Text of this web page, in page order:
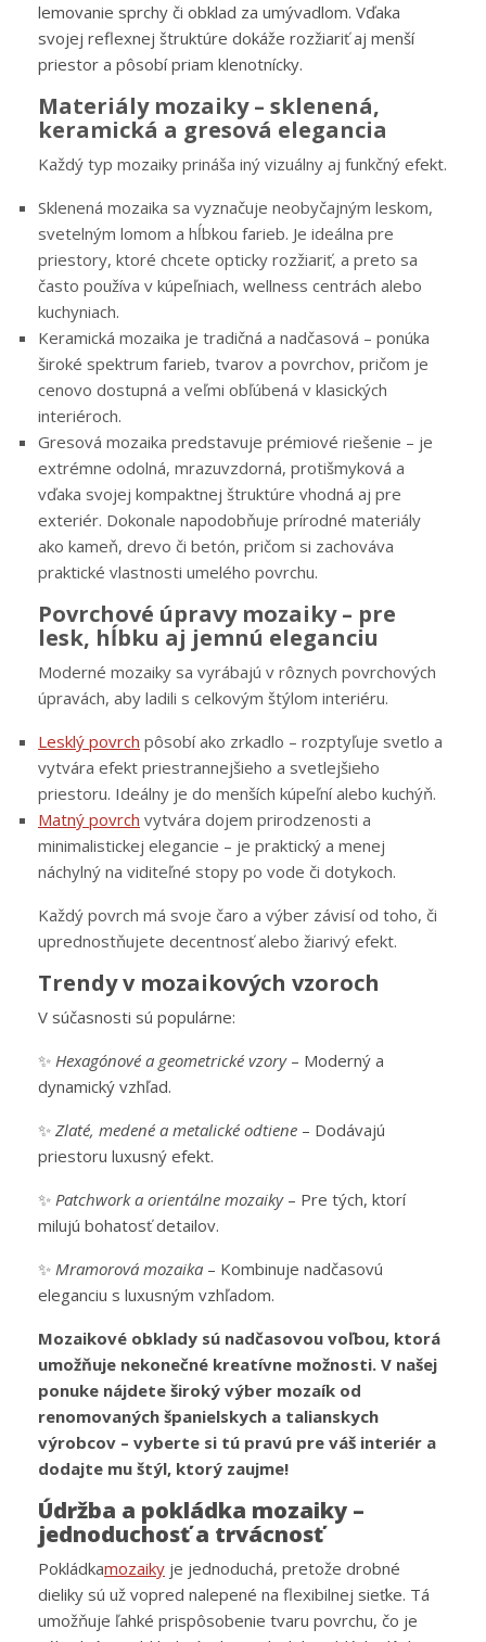
lemovanie sprchy či obklad za umývadlom. Vďaka
svojej reflexnej štruktúre dokáže rozžiariť aj menší
priestor a pôsobí priam klenotnícky.
Materiály mozaiky – sklenená,
keramická a gresová elegancia
Každý typ mozaiky prináša iný vizuálny aj funkčný efekt.
Sklenená mozaika sa vyznačuje neobyčajným leskom,
svetelným lomom a hĺbkou farieb. Je ideálna pre
priestory, ktoré chcete opticky rozžiariť, a preto sa
často používa v kúpeľniach, wellness centrách alebo
kuchyniach.
Keramická mozaika je tradičná a nadčasová – ponúka
široké spektrum farieb, tvarov a povrchov, pričom je
cenovo dostupná a veľmi obľúbená v klasických
interiéroch.
Gresová mozaika predstavuje prémiové riešenie – je
extrémne odolná, mrazuvzdorná, protišmyková a
vďaka svojej kompaktnej štruktúre vhodná aj pre
exteriér. Dokonale napodobňuje prírodné materiály
ako kameň, drevo či betón, pričom si zachováva
praktické vlastnosti umelého povrchu.
Povrchové úpravy mozaiky – pre
lesk, hĺbku aj jemnú eleganciu
Moderné mozaiky sa vyrábajú v rôznych povrchových
úpravách, aby ladili s celkovým štýlom interiéru.
Lesklý povrch pôsobí ako zrkadlo – rozptyľuje svetlo a
vytvára efekt priestrannejšieho a svetlejšieho
priestoru. Ideálny je do menších kúpeľní alebo kuchýň.
Matný povrch vytvára dojem prirodzenosti a
minimalistickej elegancie – je praktický a menej
náchylný na viditeľné stopy po vode či dotykoch.
Každý povrch má svoje čaro a výber závisí od toho, či
uprednostňujete decentnosť alebo žiarivý efekt.
Trendy v mozaikových vzoroch
V súčasnosti sú populárne:
✨ Hexagónové a geometrické vzory– Moderný a
dynamický vzhľad.
✨ Zlaté, medené a metalické odtiene – Dodávajú
priestoru luxusný efekt.
✨ Patchwork a orientálne mozaiky– Pre tých, ktorí
milujú bohatosť detailov.
✨ Mramorová mozaika – Kombinuje nadčasovú
eleganciu s luxusným vzhľadom.
Mozaikové obklady sú nadčasovou voľbou, ktorá
umožňuje nekonečné kreatívne možnosti. V našej
ponuke nájdete široký výber mozaík od
renomovaných španielskych a talianskych
výrobcov – vyberte si tú pravú pre váš interiér a
dodajte mu štýl, ktorý zaujme!
Údržba a pokládka mozaiky –
jednoduchosť a trvácnosť
Pokládkamozaiky je jednoduchá, pretože drobné
dieliky sú už vopred nalepené na flexibilnej sieťke. Tá
umožňuje ľahké prispôsobenie tvaru povrchu, čo je